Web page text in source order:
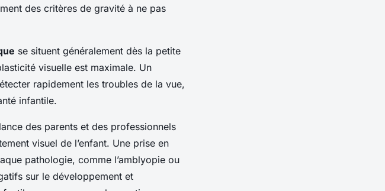
des critères de gravité à ne pas
se situent généralement dès la petite
visuelle est maximale. Un
rapidement les troubles de la vue,
infantile.
des parents et des professionnels
visuel de l’enfant. Une prise en
pathologie, comme l’amblyopie ou
sur le développement et